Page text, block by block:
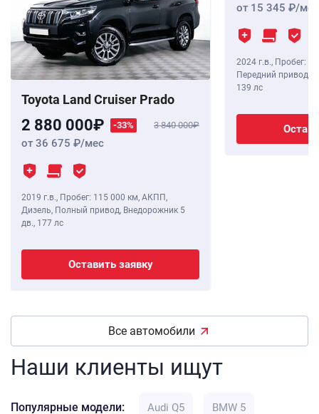
Toyota Land Cruiser Prado
2 880 000 -33% 3 840 000
от 36 675 /мес
2019 г.в., Пробег: 115 000 км, АКПП,
Дизель, Полный привод, Внедорожник 5
дв., 177 лс
Оставить заявку
от 15 345 /мес
2024 г.в., Пробег: 8
Передний привод,
139 лс
Все автомобили
Наши клиенты ищут
Популярные модели: Audi Q5 BMW 5